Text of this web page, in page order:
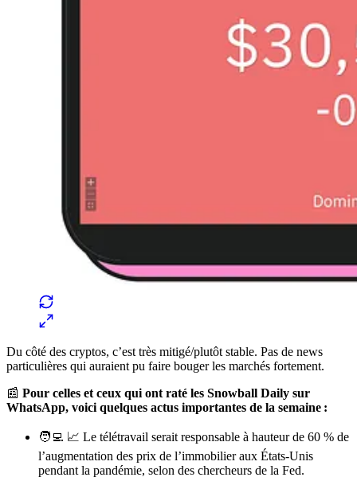
Du côté des cryptos, c’est très mitigé/plutôt stable. Pas de news
particulières qui auraient pu faire bouger les marchés fortement.
📰 Pour celles et ceux qui ont raté les Snowball Daily sur
WhatsApp, voici quelques actus importantes de la semaine :
🧑‍💻 📈 Le télétravail serait responsable à hauteur de 60 % de
l’augmentation des prix de l’immobilier aux États-Unis
pendant la pandémie, selon des chercheurs de la Fed.